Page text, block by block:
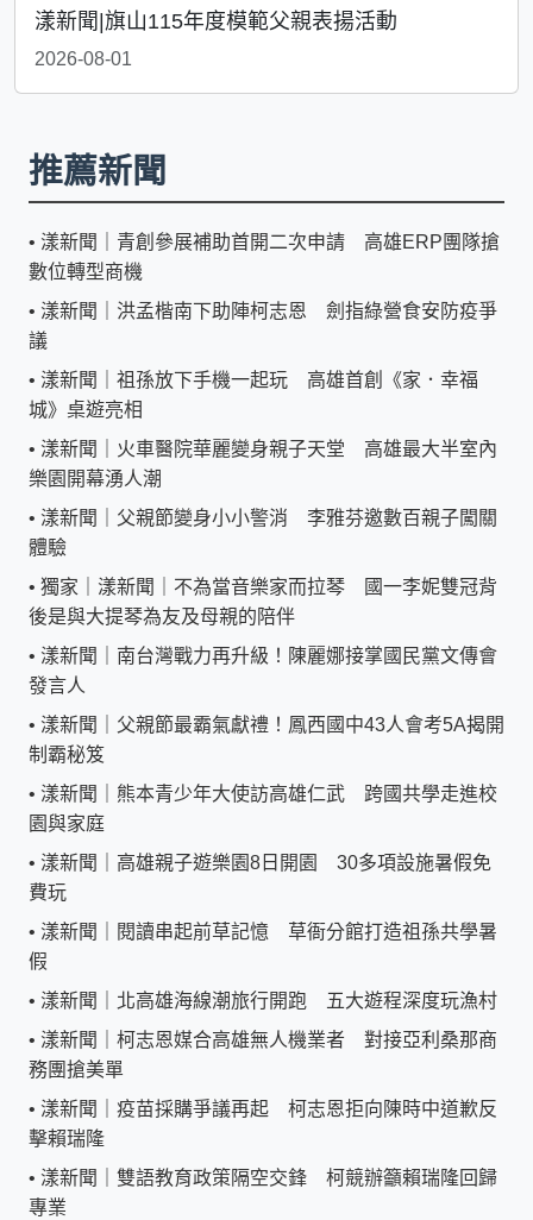
漾新聞|旗山115年度模範父親表揚活動
2026-08-01
推薦新聞
• 漾新聞｜青創參展補助首開二次申請 高雄ERP團隊搶
數位轉型商機
• 漾新聞｜洪孟楷南下助陣柯志恩 劍指綠營食安防疫爭
議
• 漾新聞｜祖孫放下手機一起玩 高雄首創《家．幸福
城》桌遊亮相
• 漾新聞｜火車醫院華麗變身親子天堂 高雄最大半室內
樂園開幕湧人潮
• 漾新聞｜父親節變身小小警消 李雅芬邀數百親子闖關
體驗
• 獨家｜漾新聞｜不為當音樂家而拉琴 國一李妮雙冠背
後是與大提琴為友及母親的陪伴
• 漾新聞｜南台灣戰力再升級！陳麗娜接掌國民黨文傳會
發言人
• 漾新聞｜父親節最霸氣獻禮！鳳西國中43人會考5A揭開
制霸秘笈
• 漾新聞｜熊本青少年大使訪高雄仁武 跨國共學走進校
園與家庭
• 漾新聞｜高雄親子遊樂園8日開園 30多項設施暑假免
費玩
• 漾新聞｜閱讀串起前草記憶 草衙分館打造祖孫共學暑
假
• 漾新聞｜北高雄海線潮旅行開跑 五大遊程深度玩漁村
• 漾新聞｜柯志恩媒合高雄無人機業者 對接亞利桑那商
務團搶美單
• 漾新聞｜疫苗採購爭議再起 柯志恩拒向陳時中道歉反
擊賴瑞隆
• 漾新聞｜雙語教育政策隔空交鋒 柯競辦籲賴瑞隆回歸
專業